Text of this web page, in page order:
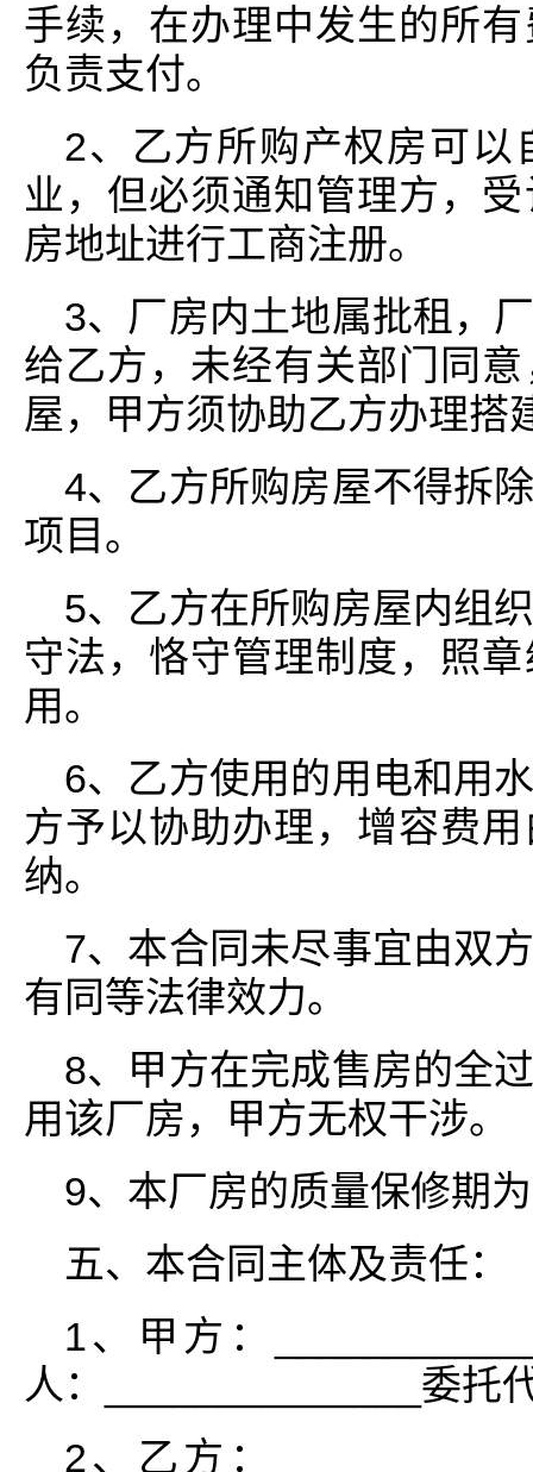
手续，在办理中发生的所
负责支付。
2、乙方所购产权房可以
业，但必须通知管理方，
房地址进行工商注册。
3、厂房内土地属批租，
给乙方，未经有关部门同
屋，甲方须协助乙方办理搭
4、乙方所购房屋不得拆
项目。
5、乙方在所购房屋内组
守法，恪守管理制度，照
用。
6、乙方使用的用电和用
方予以协助办理，增容费
纳。
7、本合同未尽事宜由双
有同等法律效力。
8、甲方在完成售房的全
用该厂房，甲方无权干涉。
9、本厂房的质量保修期
五、本合同主体及责任：
1、甲方：
人：______________委托
2、乙方：